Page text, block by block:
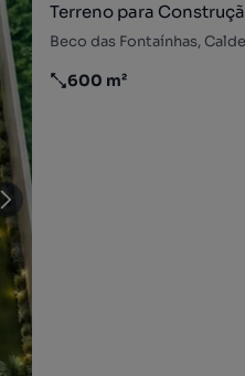
Terreno para
Beco das Fontaínhas,
Preço por metro
600 m²